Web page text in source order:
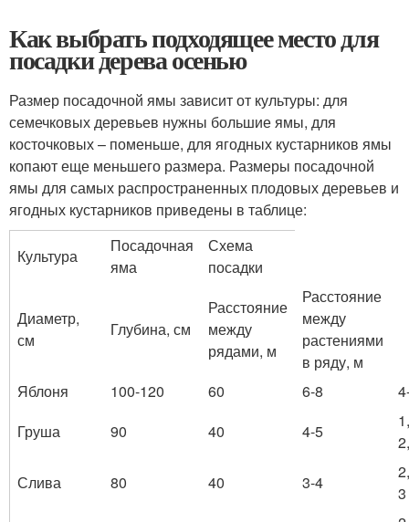
Как выбрать подходящее место для
посадки дерева осенью
Размер посадочной ямы зависит от культуры: для
семечковых деревьев нужны большие ямы, для
косточковых – поменьше, для ягодных кустарников ямы
копают еще меньшего размера. Размеры посадочной
ямы для самых распространенных плодовых деревьев и
ягодных кустарников приведены в таблице:
Культура
Посадочная
яма
Схема
посадки
Диаметр,
см
Глубина, см
Расстояние
между
рядами, м
Расстояние
между
растениями
в ряду, м
Яблоня
100-120 60 6-8
Груша
90 40 4-5
Слива
80 40 3-4
3